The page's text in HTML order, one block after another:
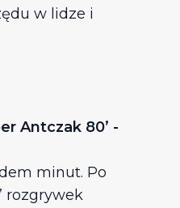
w lidze i
Antczak 80’ -
minut. Po
rozgrywek